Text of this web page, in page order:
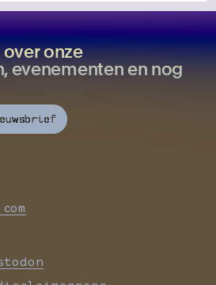
onze
evenementen en nog